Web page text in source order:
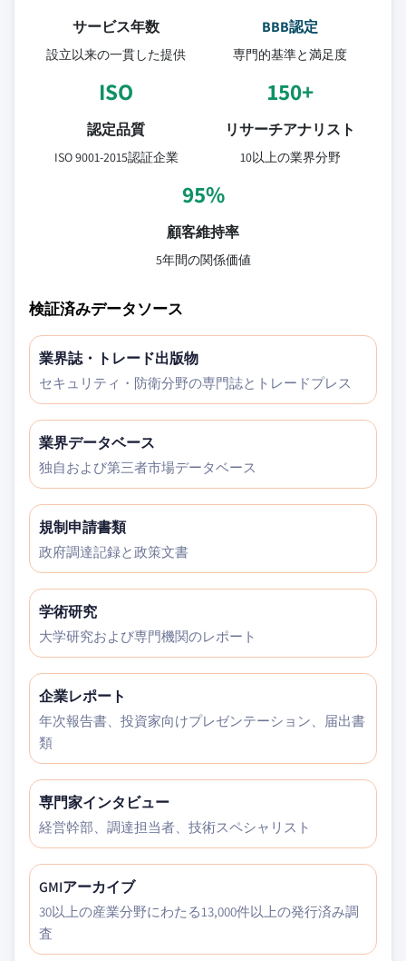
サービス年数
設立以来の一貫した提供
BBB認定
専門的基準と満足度
ISO
認定品質
ISO 9001-2015認証企業
150+
リサーチアナリスト
10以上の業界分野
95%
顧客維持率
5年間の関係価値
検証済みデータソース
業界誌・トレード出版物
セキュリティ・防衛分野の専門誌とトレードプレス
業界データベース
独自および第三者市場データベース
規制申請書類
政府調達記録と政策文書
学術研究
大学研究および専門機関のレポート
企業レポート
年次報告書、投資家向けプレゼンテーション、届出書
類
専門家インタビュー
経営幹部、調達担当者、技術スペシャリスト
GMIアーカイブ
30以上の産業分野にわたる13,000件以上の発行済み調
査